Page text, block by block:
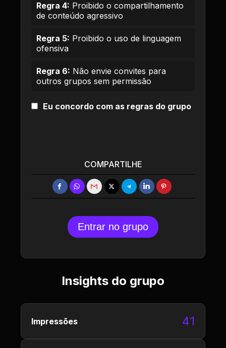
Regra 4: Proibido o compartilhamento
de conteúdo agressivo
Regra 5: Proibido o uso de linguagem
ofensiva
Regra 6: Não envie convites para
outros grupos sem permissão
Eu concordo com as regras do grupo
COMPARTILHE
Entrar no grupo
Insights do grupo
Impressões 41